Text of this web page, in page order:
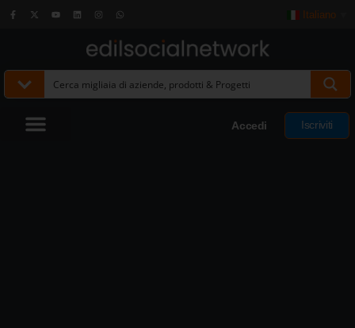
Italiano
Accedi Iscriviti